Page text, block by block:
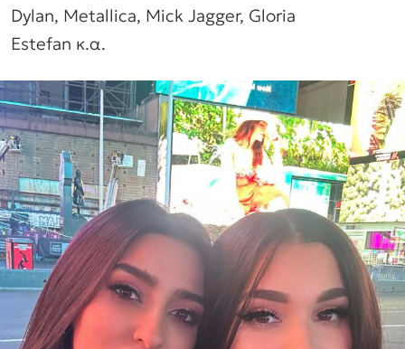
Dylan, Metallica, Mick Jagger, Gloria
Estefan κ.α.